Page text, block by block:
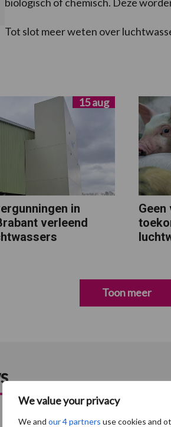
We value your privacy
We and our 4 partners use cookies and
Tot slot meer weten over
15 aug
in
verleend
Toon meer